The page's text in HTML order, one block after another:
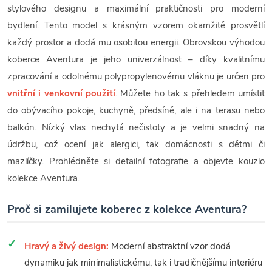
stylového designu a maximální praktičnosti pro moderní
bydlení. Tento model s krásným vzorem okamžitě prosvětlí
každý prostor a dodá mu osobitou energii. Obrovskou výhodou
koberce Aventura je jeho univerzálnost – díky kvalitnímu
zpracování a odolnému polypropylenovému vláknu je určen pro
vnitřní i venkovní použití. Můžete ho tak s přehledem umístit
do obývacího pokoje, kuchyně, předsíně, ale i na terasu nebo
balkón. Nízký vlas nechytá nečistoty a je velmi snadný na
údržbu, což ocení jak alergici, tak domácnosti s dětmi či
mazlíčky. Prohlédněte si detailní fotografie a objevte kouzlo
kolekce Aventura.
Proč si zamilujete koberec z kolekce Aventura?
Hravý a živý design: Moderní abstraktní vzor dodá
dynamiku jak minimalistickému, tak i tradičnějšímu interiéru